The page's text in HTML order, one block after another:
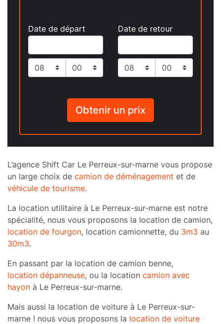
Date de départ Date de retour
Obtenir un prix
L’agence Shift Car Le Perreux-sur-marne vous propose
un large choix de camion de déménagement et de
véhicule de tourisme.
La location utilitaire à Le Perreux-sur-marne est notre
spécialité, nous vous proposons la location de camion,
location de fourgon, location camionnette, du 3m3 au
30m3.
En passant par la location de camion benne,
location dépanneuse, ou la location camion avec
hayon à Le Perreux-sur-marne.
Mais aussi la location de voiture à Le Perreux-sur-
marne ! nous vous proposons la location de voiture